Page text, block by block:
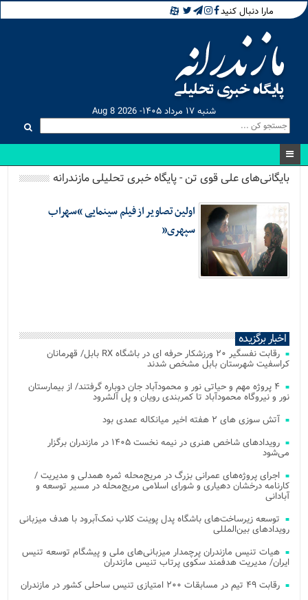
مارا دنبال کنید
شنبه ۱۷ مرداد ۱۴۰۵- Aug 8 2026
بایگانی‌های علی قوی تن - پایگاه خبری تحلیلی مازندرانه
اولین تصاویر از فیلم سینمایی “سهراب
سپهری”
اخبار برگزیده
رقابت نفسگیر ۲۰ ورزشکار حرفه ای در باشگاه RX بابل/ قهرمانان
کراسفیت شهرستان بابل مشخص شدند
۴ پروژه مهم و حیاتی نور و محمودآباد جان دوباره گرفتند/ از بیمارستان
نور و نیروگاه محمودآباد تا کمربندی رویان و پل آلشرود
آتش‌ سوزی‌ های ۲ هفته اخیر میانکاله عمدی بود
رویدادهای شاخص هنری در نیمه نخست ۱۴۰۵ در مازندران برگزار
می‌شود
اجرای پروژه‌های عمرانی بزرگ در مریج‌محله ثمره همدلی و مدیریت /
کارنامه درخشان دهیاری و شورای اسلامی مریج‌محله در مسیر توسعه و
آبادانی
توسعه زیرساخت‌های باشگاه پدل پوینت کلاب نمک‌آبرود با هدف میزبانی
رویدادهای بین‌المللی
هیات تنیس مازندران پرچمدار میزبانی‌های ملی و پیشگام توسعه تنیس
ایران/ مدیریت هدفمند سکوی پرتاب تنیس مازندران
رقابت ۴۹ تیم در مسابقات ۲۰۰ امتیازی تنیس ساحلی کشور در مازندران